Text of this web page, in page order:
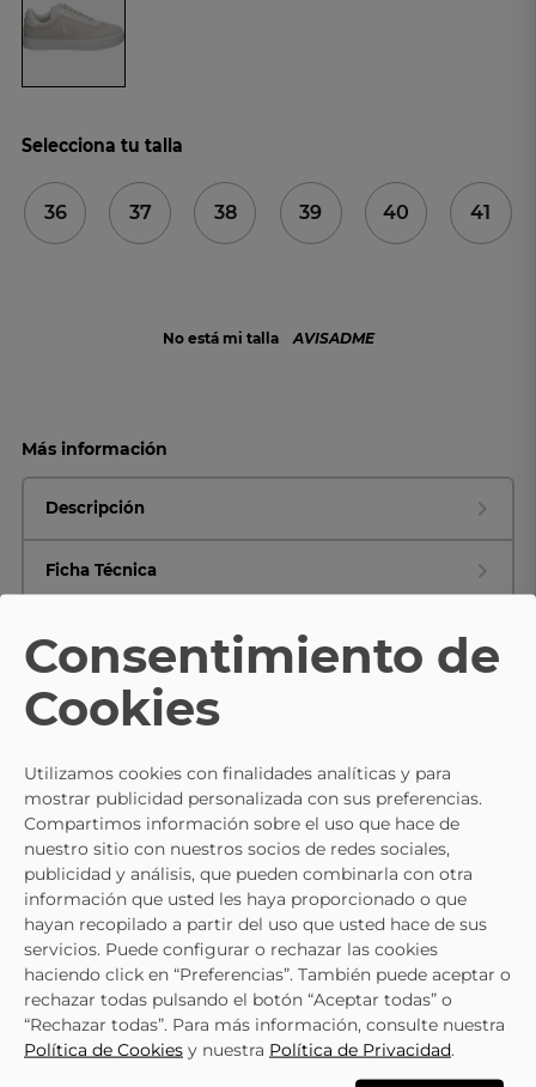
Selecciona tu talla
36 37 38 39 40 41
No está mi talla AVISADME
Más información
Descripción
Ficha Técnica
Composición y cuidados
Consentimiento de
Cookies
Utilizamos cookies con finalidades analíticas y para
mostrar publicidad personalizada con sus preferencias.
Compartimos información sobre el uso que hace de
nuestro sitio con nuestros socios de redes sociales,
publicidad y análisis, que pueden combinarla con otra
información que usted les haya proporcionado o que
hayan recopilado a partir del uso que usted hace de sus
servicios. Puede configurar o rechazar las cookies
haciendo click en “Preferencias”. También puede aceptar o
rechazar todas pulsando el botón “Aceptar todas” o
“Rechazar todas”. Para más información, consulte nuestra
Política de Cookies y nuestra Política de Privacidad.